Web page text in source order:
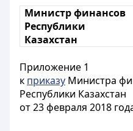
Министр финансов
Республики
Казахстан
Приложение 1
к приказу Министра
Республики Казахстан
от 23 февраля 2018